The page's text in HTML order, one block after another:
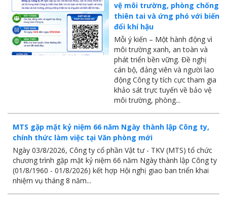
TKV- Niềm tự hào của ngành năng lượng Việt Nam
Báo cáo tổng kết hoạt động SXKD năm 2023
10 sự kiện tiêu biểu năm 2023
MTS -10 sự kiện nổi bật năm 2022
Bản tin số 358- Vinacomin news
COMINLUB - TỰ HÀO CHẶNG ĐƯỜNG 25 NĂM
MTS - Gặp mặt cán bộ ngành than vùng Cẩm Phả
Công ty CP Vật tư TKV quyết liệt phòng chống dịch đảm bảo cung ứng vật tư
TKV đẩy mạnh lộ trình tái cơ cấu
MTS - GIỚI THIỆU SẢN PHẨM COMINLUB HFS
vệ môi trường, phòng chống
thiên tai và ứng phó với biến
đổi khí hậu
Mỗi ý kiến – Một hành động vì
môi trường xanh, an toàn và
phát triển bền vững. Đề nghị
cán bộ, đảng viên và người lao
động Công ty tích cực tham gia
khảo sát trực tuyến về bảo vệ
môi trường, phòng...
MTS gặp mặt kỷ niệm 66 năm Ngày thành lập Công ty,
chính thức làm việc tại Văn phòng mới
Ngày 03/8/2026, Công ty cổ phần Vật tư - TKV (MTS) tổ chức
chương trình gặp mặt kỷ niệm 66 năm Ngày thành lập Công ty
(01/8/1960 - 01/8/2026) kết hợp Hội nghị giao ban triển khai
nhiệm vụ tháng 8 năm...